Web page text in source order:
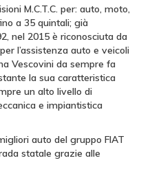
M.C.T.C. per: auto, moto,
a 35 quintali; già
nel 2015 è riconosciuta da
l’assistenza auto e veicoli
Vescovini da sempre fa
la sua caratteristica
un alto livello di
e impiantistica
auto del gruppo FIAT
statale grazie alle